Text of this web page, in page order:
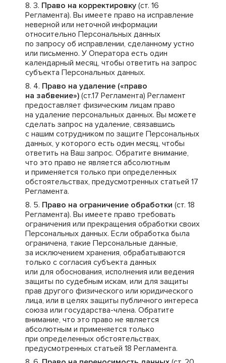
Право на корректировку (ст. 16
Регламента). Вы имеете право на исправление
неверной или неточной информации
относительно Персональных данных
по запросу об исправлении, сделанному устно
или письменно. У Оператора есть один
календарный месяц, чтобы ответить на запрос
субъекта Персональных данных.
Право на удаление («право
на забвение») (ст.17 Регламента) Регламент
предоставляет физическим лицам право
на удаление персональных данных. Вы можете
сделать запрос на удаление, связавшись
с нашим сотрудником по защите Персональных
данных, у которого есть один месяц, чтобы
ответить на Ваш запрос. Обратите внимание,
что это право не является абсолютным
и применяется только при определенных
обстоятельствах, предусмотренных статьей 17
Регламента.
Право на ограничение обработки (ст. 18
Регламента). Вы имеете право требовать
ограничения или прекращения обработки своих
Персональных данных. Если обработка была
ограничена, такие Персональные данные,
за исключением хранения, обрабатываются
только с согласия субъекта данных
или для обоснования, исполнения или ведения
защиты по судебным искам, или для защиты
прав другого физического или юридического
лица, или в целях защиты публичного интереса
союза или государства-члена. Обратите
внимание, что это право не является
абсолютным и применяется только
при определенных обстоятельствах,
предусмотренных статьей 18 Регламента.